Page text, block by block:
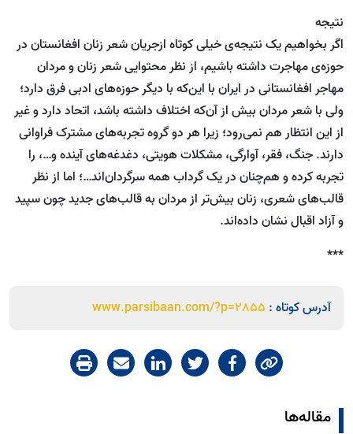
نتیجه
اگر بخواهیم یک نتیجه‌ی خیلی کوتاه ازجریان شعر زنان افغانستان در
حوزه‌ی مهاجرت داشته باشیم، از نظر محتوایی شعر زنان و مردان
مهاجر افغانستانی در ایران با این‌که با دیگر حوزه‌های ادبی فرق دارد؛
ولی‌ با شعر مردان بیش از آن‌که اختلاف داشته باشد، اتحاد دارد و غیر
از این انتظار هم نمی‌رود؛ زیرا هر دو گروه تجربه‌های مشترک فراوانی
دارند. جنگ، فقر، آوارگی، مشکلات هویتی، دغدغه‌های آینده و…، را
تجربه کرده و هم‌چنان در یک گرداب همه سرگردان‌اند…؛ اما از نظر
قالب‌های شعری، زنان بیش‌تر از مردان به قالب‌های جدید چون سپید
و آزاد اقبال نشان داده‌اند.
***
آدرس کوتاه : www.parsibaan.com/?p=2855
مقاله‌ها